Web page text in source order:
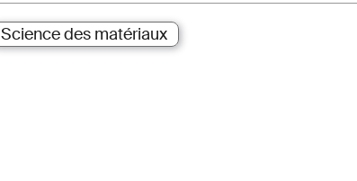
Science des matériaux